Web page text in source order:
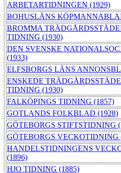
ARBETARTIDNINGEN (1929)
BOHUSLÄNS
BROMMA
TIDNING (1930)
DEN SVENSKE
(1933)
ELFSBORGS LÄNS
ENSKEDE
TIDNING (1930)
FALKÖPINGS TIDNING (1857)
GOTLANDS FOLKBLAD (1928)
GÖTEBORGS STIFTSTIDNING
GÖTEBORGS VECKOTIDNING
HANDELSTIDNINGENS
(1896)
HJO TIDNING (1885)